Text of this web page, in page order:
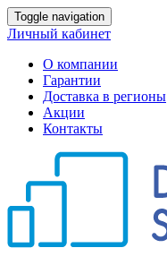
Toggle navigation
Личный кабинет
О компании
Гарантии
Доставка в регионы
Акции
Контакты